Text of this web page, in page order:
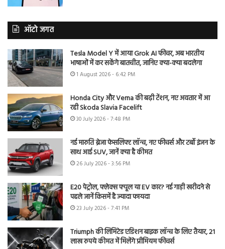
ऑटो जगत
Tesla Model Y में आया Grok AI फीचर, अब भारतीय
भाषाओं में कर सकेंगे बातचीत, जानिए क्या-क्या बदलेगा
1 August 2026 - 6:42 PM
Honda City और Verna की बढ़ी टेंशन, नए अवतार में आ
रही Skoda Slavia Facelift
30 July 2026 - 7:48 PM
नई मारुति ब्रेजा फेसलिफ्ट लॉन्च, नए फीचर्स और टर्बो इंजन के
साथ आई SUV, जानें क्या है कीमत
26 July 2026 - 3:56 PM
E20 पेट्रोल, फ्लेक्स फ्यूल या EV कार? नई गाड़ी खरीदने से
पहले जानें किसमें है ज्यादा फायदा
23 July 2026 - 7:41 PM
Triumph की लिमिटेड एडिशन बाइक लॉन्च के लिए तैयार, 21
लाख रुपये कीमत में मिलेंगे प्रीमियम फीचर्स